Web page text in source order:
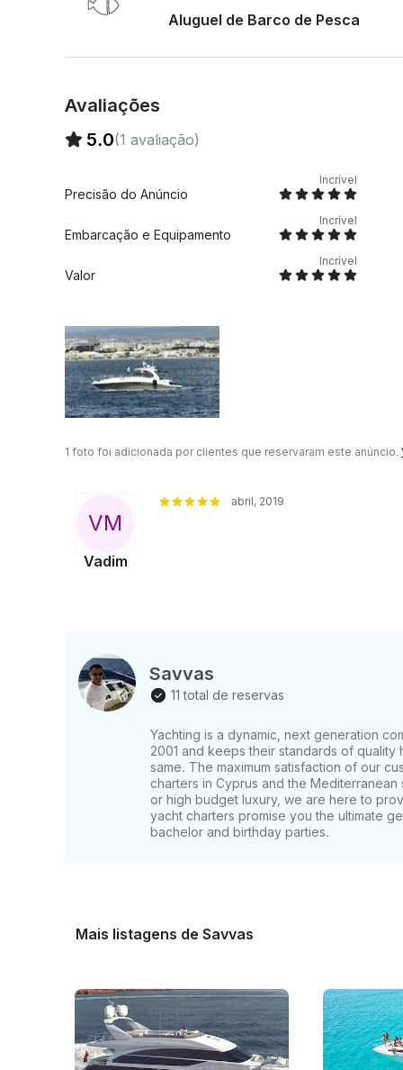
mediante solicitação do cliente .• Pesca individual em alto mar, pesca de tubarão ou pesca de
Aluguel de Barco de Pesca
Avaliações
5.0(1 avaliação)
Precisão do Anúncio
Incrível
Embarcação e Equipamento
Incrível
Valor
Incrível
1 foto foi adicionada por clientes que reservaram este anúncio.
VM
Vadim
abril, 2019
Savvas
11 total de reservas
Yachting is a dynamic, next generation
2001 and keeps their standards of quality
same. The maximum satisfaction of our
charters in Cyprus and the
or high budget luxury, we are here to
yacht charters promise you the ultimate
bachelor and birthday parties.
Mais listagens de Savvas